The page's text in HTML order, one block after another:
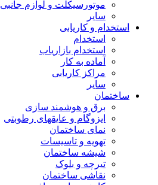
موتورسیکلت و لوازم جانبی
سایر
استخدام و کاریابی
استخدام
استخدام بازاریاب
آماده به کار
مراکز کاریابی
سایر
ساختمان
برق و هوشمند سازی
ایزوگام و عایقهای رطوبتی
نمای ساختمان
تهویه و تاسیسات
شیشه ساختمان
تیرچه و بلوک
نقاشی ساختمان